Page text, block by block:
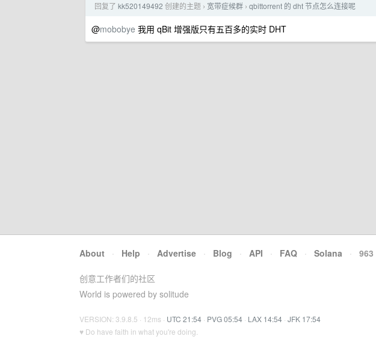
回复了 kk520149492 创建的主题 › 宽带症候群 › qbittorrent 的 dht 节点怎么连接呢
@mobobye 我用 qBit 增强版只有五百多的实时 DHT
About · Help · Advertise · Blog · API · FAQ · Solana · 963
创意工作者们的社区
World is powered by solitude
VERSION: 3.9.8.5 · 12ms · UTC 21:54 · PVG 05:54 · LAX 14:54 · JFK 17:54
♥ Do have faith in what you're doing.